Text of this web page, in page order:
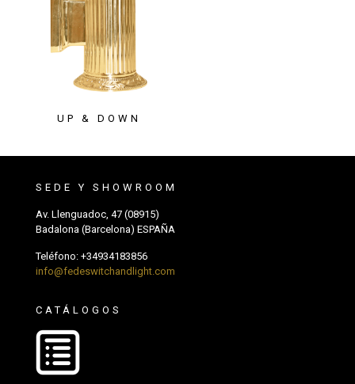
UP & DOWN
SEDE Y SHOWROOM
Av. Llenguadoc, 47 (08915)
Badalona (Barcelona) ESPAÑA
Teléfono: +34934183856
info@fedeswitchandlight.com
CATÁLOGOS